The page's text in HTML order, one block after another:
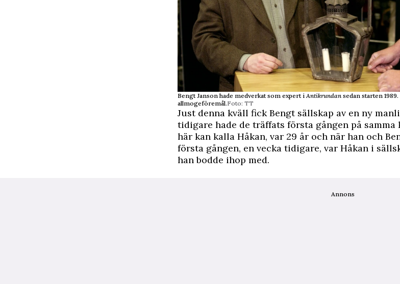
Bengt Janson hade medverkat som expert i Antikrundan sedan starten
allmogeföremål.Foto: TT
Just denna kväll fick Bengt sällskap av en ny
tidigare hade de träffats första gången på samma
här kan kalla Håkan, var 29 år och när han och
första gången, en vecka tidigare, var Håkan i
han bodde ihop med.
Annons